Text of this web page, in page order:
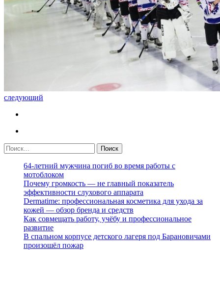
следующий
64-летний мужчина погиб во время работы с
мотоблоком
Почему громкость — не главный показатель
эффективности слухового аппарата
Dermatime: профессиональная косметика для ухода за
кожей — обзор бренда и средств
Как совмещать работу, учёбу и профессиональное
развитие
В спальном корпусе детского лагеря под Барановичами
произошёл пожар